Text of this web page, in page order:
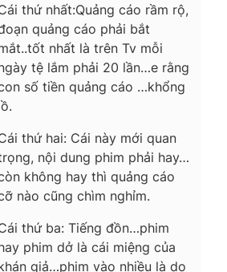
thứ nhất:Quảng cáo rầm rộ,
quảng cáo phải bắt
nhất là trên Tv mỗi
tệ lắm phải 20 lần…e rằng
số tiền quảng cáo …khổng
thứ hai: Cái này mới quan
nội dung phim phải hay…
không hay thì quảng cáo
nào cũng chìm nghỉm.
thứ ba: Tiếng đồn…phim
phim dở là cái miệng của
giả…phim vào nhiều là do